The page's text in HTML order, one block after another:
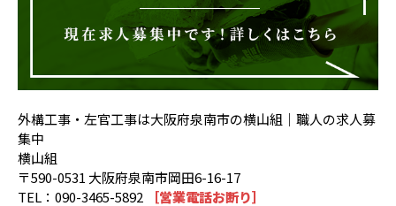
外構工事・左官工事は大阪府泉南市の横山組｜職人の求人募
集中
横山組
〒590-0531 大阪府泉南市岡田6-16-17
TEL：090-3465-5892
［営業電話お断り］